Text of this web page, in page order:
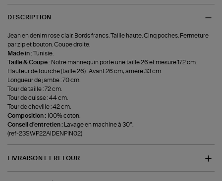
DESCRIPTION
Jean en denim rose clair. Bords francs. Taille haute. Cinq poches. Fermeture
par zip et bouton. Coupe droite.
Made in :Tunisie.
Taille & Coupe : Notre mannequin porte une taille 26 et mesure 172 cm.
Hauteur de fourche (taille 26) : Avant 26 cm, arrière 33 cm.
Longueur de jambe : 70 cm.
Tour de taille : 72 cm.
Tour de cuisse : 44 cm.
Tour de cheville : 42 cm.
Composition :100% coton.
Conseil d'entretien :
Lavage en machine à 30°.
(ref-23SWP22AIDENPIN02)
LIVRAISON ET RETOUR